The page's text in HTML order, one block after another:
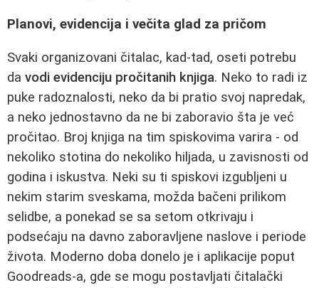
Planovi, evidencija i večita glad za pričom
Svaki organizovani čitalac, kad-tad, oseti potrebu
da vodi evidenciju pročitanih knjiga. Neko to radi iz
puke radoznalosti, neko da bi pratio svoj napredak,
a neko jednostavno da ne bi zaboravio šta je već
pročitao. Broj knjiga na tim spiskovima varira - od
nekoliko stotina do nekoliko hiljada, u zavisnosti od
godina i iskustva. Neki su ti spiskovi izgubljeni u
nekim starim sveskama, možda bačeni prilikom
selidbe, a ponekad se sa setom otkrivaju i
podsećaju na davno zaboravljene naslove i periode
života. Moderno doba donelo je i aplikacije poput
Goodreads-a, gde se mogu postavljati čitalački